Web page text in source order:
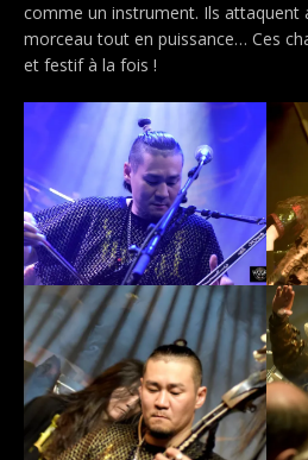
comme un instrument. Ils attaquent
morceau tout en puissance… Ces
et festif à la fois !